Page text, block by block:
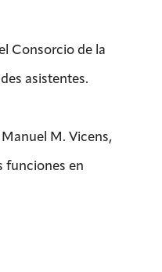
Consorcio de la
asistentes.
M. Vicens,
funciones en